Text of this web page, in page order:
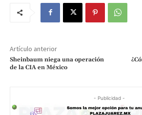
Artículo anterior
Sheinbaum niega una operación
de la CIA en México
- Publicidad -